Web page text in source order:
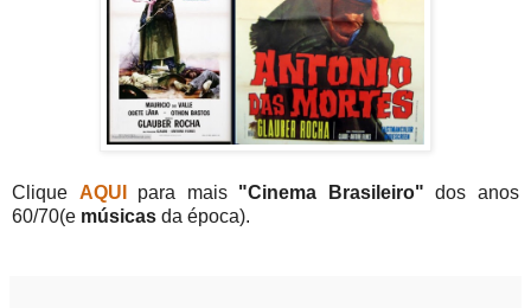
Clique AQUI para mais "Cinema Brasileiro" dos anos
60/70(e músicas da época).